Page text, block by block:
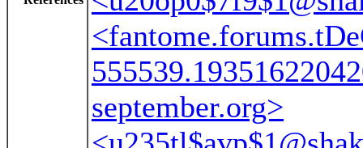
september.org>